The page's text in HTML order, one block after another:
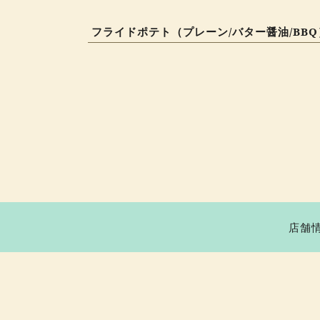
フライドポテト（プレーン/バター醤油/
店舗